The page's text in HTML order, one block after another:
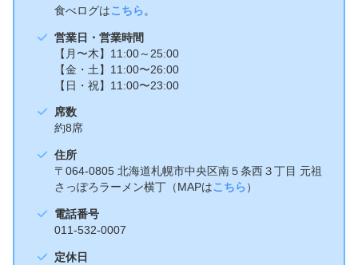
食べログはこちら。
営業日・営業時間
【月〜木】11:00～25:00
【金・土】11:00〜26:00
【日・祝】11:00〜23:00
席数
約8席
住所
〒064-0805 北海道札幌市中央区南５条西３丁目 元祖
さっぽろラーメン横丁（MAPはこちら）
電話番号
011-532-0007
定休日